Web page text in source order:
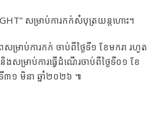
សម្រាប់ការកក់សំបុត្រយន្តហោះ។
ម្រាប់ការកក់ ចាប់ពីថ្ងៃទី១​ ខែមករា រហូត
សម្រាប់ការធ្វើដំណើរចាប់ពីថ្ងៃទី០១ ខែ
៣១ មិនា ឆ្នាំ២០២៦ ៕